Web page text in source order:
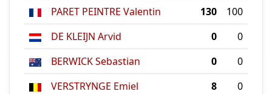
PARET PEINTRE Valentin 130
100
DE KLEIJN Arvid
0
0
BERWICK Sebastian
0
0
VERSTRYNGE Emiel
8
0